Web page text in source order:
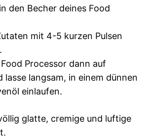
den Becher deines Food
mit 4-5 kurzen Pulsen
Processor dann auf
lasse langsam, in einem dünnen
einlaufen.
glatte, cremige und luftige